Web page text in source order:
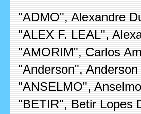
"ADMO", Alexandre
"ALEX F. LEAL",
"AMORIM", Carlos
"Anderson",
"ANSELMO",
"BETIR", Betir Lopes